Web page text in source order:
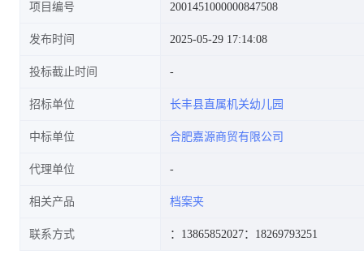
项目编号 2001451000000847508
发布时间 2025-05-29 17:14:08
投标截止时间
招标单位 长丰县直属机关幼儿园
中标单位 合肥嘉源商贸有限公司
代理单位
相关产品 档案夹
联系方式 ：13865852027：18269793251